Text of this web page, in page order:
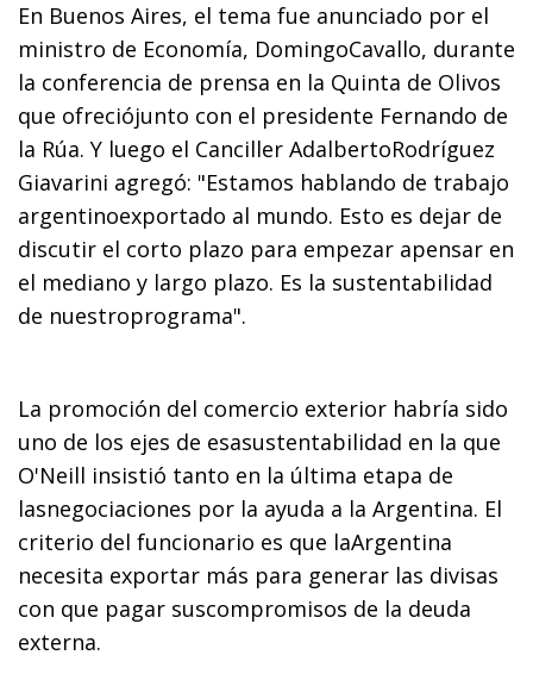
En Buenos Aires, el tema fue anunciado por el
ministro de Economía, DomingoCavallo, durante
la conferencia de prensa en la Quinta de Olivos
que ofreciójunto con el presidente Fernando de
la Rúa. Y luego el Canciller AdalbertoRodríguez
Giavarini agregó: "Estamos hablando de trabajo
argentinoexportado al mundo. Esto es dejar de
discutir el corto plazo para empezar apensar en
el mediano y largo plazo. Es la sustentabilidad
de nuestroprograma".
La promoción del comercio exterior habría sido
uno de los ejes de esasustentabilidad en la que
O'Neill insistió tanto en la última etapa de
lasnegociaciones por la ayuda a la Argentina. El
criterio del funcionario es que laArgentina
necesita exportar más para generar las divisas
con que pagar suscompromisos de la deuda
externa.